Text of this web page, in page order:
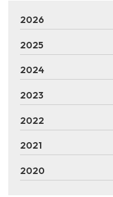
2026
2025
2024
2023
2022
2021
2020